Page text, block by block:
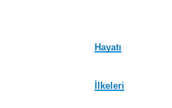
Hayatı
İlkeleri